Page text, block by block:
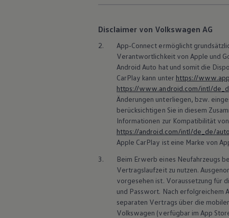
Vorgängermodelle
Volkswagen Kundenbetreuung
Warn- und Kontrollleuchten
Assistenzsysteme
Digitale Betriebsanleitung
Elektromobilität
Pannen- und Unfallhilfe
Volkswagen Kundenbetreuung
Disclaimer von Volkswagen AG
2. App‑Connect ermöglicht
Verantwortlichkeit von Apple und
Android Auto hat und somit die
CarPlay kann unter https://
https://www.android.com/intl/
Änderungen unterliegen, bzw.
berücksichtigen Sie in diesem
Informationen zur Kompatibilität
https://android.com/intl/de_de/
Apple CarPlay ist eine Marke von
3.
Beim Erwerb eines Neufahrzeugs
Vertragslaufzeit zu nutzen.
vorgesehen ist. Voraussetzung für
und Passwort. Nach erfolgreichem
separaten Vertrags über die
Volkswagen (verfügbar im App